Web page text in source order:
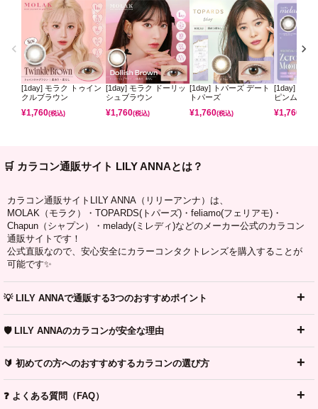
[1day] モラク トゥイン
クルブラウン
¥1,760(税込)
[1day] モラク ドーリッ
シュブラウン
¥1,760(税込)
[1day] トパーズ デート
トパーズ
¥1,760(税込)
[1day] ミレ
ピンムーン
¥1,760
🛒 カラコン通販サイト LILY ANNAとは？
カラコン通販サイトLILY ANNA（リリーアンナ）は、
MOLAK（モラク）・TOPARDS(トパーズ)・feliamo(フェリアモ)・
Chapun（シャプン）・melady(ミレディ)などのメーカー公式のカラコン
通販サイトです！
公式直販なので、安心安全にカラーコンタクトレンズを購入することが
可能です✨
💡 LILY ANNAで通販する3つのおすすめポイント
🛡️ LILY ANNAのカラコンが安全な理由
🔰 初めての方へのおすすめするカラコンの選び方
❓ よくある質問（FAQ）